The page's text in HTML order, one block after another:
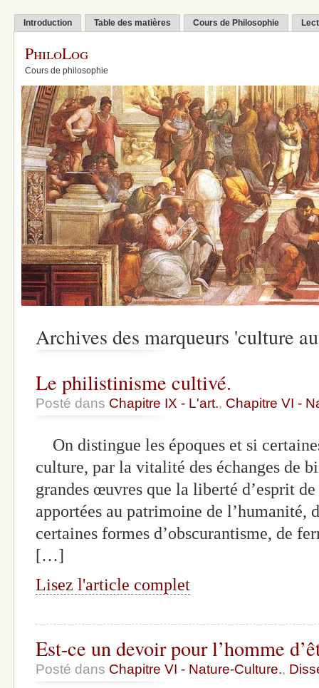
Introduction Table des matières Cours de Philosophie
PhiloLog
Cours de philosophie
Archives des marqueurs 'culture
Le philistinisme cultivé.
Posté dans Chapitre IX - L'art., Chapitre VI -
On distingue les époques et si
culture, par la vitalité des échanges de
grandes œuvres que la liberté d’esprit
apportées au patrimoine de l’humanité,
certaines formes d’obscurantisme,
[…]
Lisez l'article complet
Est-ce un devoir pour l’homme
Posté dans Chapitre VI - Nature-Culture.,